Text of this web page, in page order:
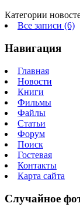
Категории
Все записи (6)
Навигация
Главная
Новости
Книги
Фильмы
Файлы
Статьи
Форум
Поиск
Гостевая
Контакты
Карта сайта
Случайное